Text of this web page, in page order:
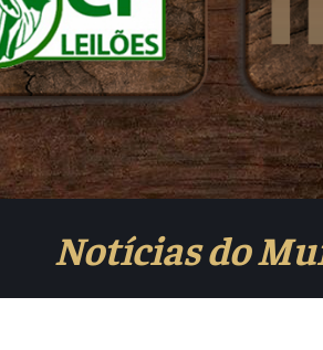
Notícias do